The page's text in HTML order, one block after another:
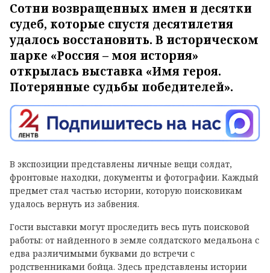
Сотни возвращенных имен и десятки
судеб, которые спустя десятилетия
удалось восстановить. В историческом
парке «Россия – моя история»
открылась выставка «Имя героя.
Потерянные судьбы победителей».
В экспозиции представлены личные вещи солдат,
фронтовые находки, документы и фотографии. Каждый
предмет стал частью истории, которую поисковикам
удалось вернуть из забвения.
Гости выставки могут проследить весь путь поисковой
работы: от найденного в земле солдатского медальона с
едва различимыми буквами до встречи с
родственниками бойца. Здесь представлены истории